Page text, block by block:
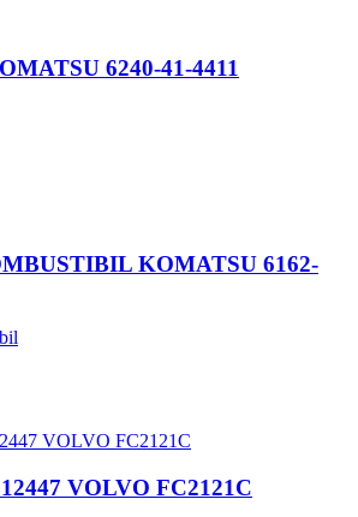
6240-41-4411
KOMATSU 6162-
VOLVO FC2121C